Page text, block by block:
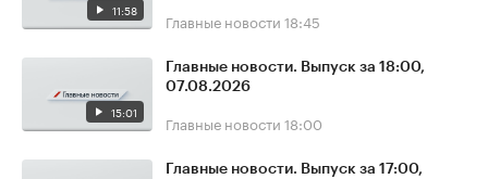
11:58 Главные новости 18:45
15:01
Главные новости. Выпуск за 18:00,
07.08.2026
Главные новости 18:00
Главные новости. Выпуск за 17:00,